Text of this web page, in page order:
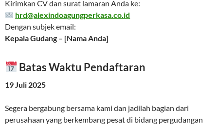
Kirimkan CV dan surat lamaran Anda ke:
hrd@alexindoagungperkasa.co.id
Dengan subjek email:
Kepala Gudang – [Nama Anda]
Batas Waktu Pendaftaran
19 Juli 2025
Segera bergabung bersama kami dan jadilah bagian dari
perusahaan yang berkembang pesat di bidang pergudangan